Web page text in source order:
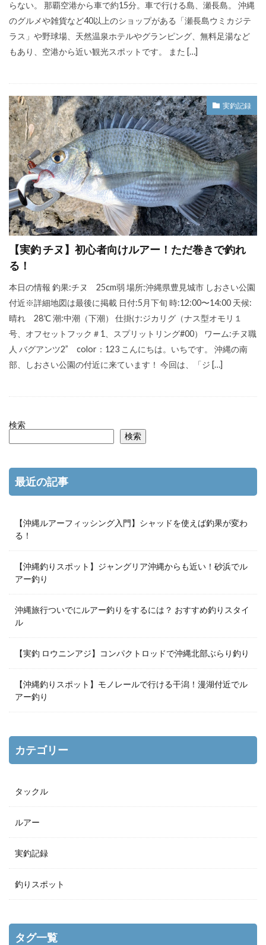
らない。 那覇空港から車で約15分。車で行ける島、瀬長島。 沖縄
のグルメや雑貨など40以上のショップがある「瀬長島ウミカジテ
ラス」や野球場、天然温泉ホテルやグランピング、無料足湯など
もあり、空港から近い観光スポットです。 また […]
実釣記録
【実釣 チヌ】初心者向けルアー！ただ巻きで釣れ
る！
本日の情報 釣果:チヌ 25cm弱 場所:沖縄県豊見城市 しおさい公園
付近※詳細地図は最後に掲載 日付:5月下旬 時:12:00〜14:00 天候:
晴れ 28℃ 潮:中潮（下潮） 仕掛け:ジカリグ（ナス型オモリ１
号、オフセットフック＃1、スプリットリング#00） ワーム:チヌ職
人 バグアンツ2” color：123 こんにちは。いちです。 沖縄の南
部、しおさい公園の付近に来ています！ 今回は、「ジ […]
検索
検索
最近の記事
【沖縄ルアーフィッシング入門】シャッドを使えば釣果が変わ
る！
【沖縄釣りスポット】ジャングリア沖縄からも近い！砂浜でル
アー釣り
沖縄旅行ついでにルアー釣りをするには？ おすすめ釣りスタイ
ル
【実釣 ロウニンアジ】コンパクトロッドで沖縄北部ぶらり釣り
【沖縄釣りスポット】モノレールで行ける干潟！漫湖付近でル
アー釣り
カテゴリー
タックル
ルアー
実釣記録
釣りスポット
タグ一覧